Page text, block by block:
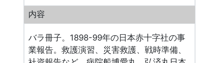
内容
バラ冊子。1898-99年の日本赤十字社の事
業報告。救護演習、災害救護、戦時準備、